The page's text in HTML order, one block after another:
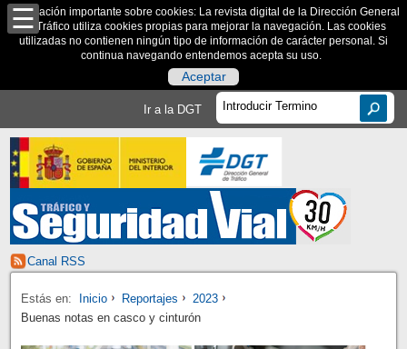
Información importante sobre cookies: La revista digital de la Dirección General
de Tráfico utiliza cookies propias para mejorar la navegación. Las cookies
utilizadas no contienen ningún tipo de información de carácter personal. Si
continua navegando entendemos acepta su uso.
Aceptar
Ir a la DGT
Canal RSS
Estás en: Inicio Reportajes
2023
Buenas notas en casco y cinturón